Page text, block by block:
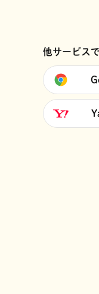
他サービス